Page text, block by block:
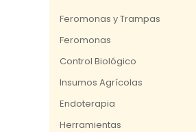
Feromonas y Trampas
Feromonas
Control Biológico
Insumos Agrícolas
Endoterapia
Herramientas